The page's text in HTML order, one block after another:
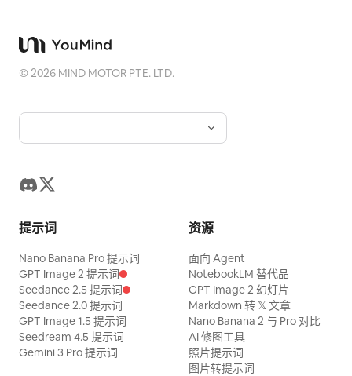
©2026 MIND MOTOR PTE. LTD.
提示词
Nano Banana Pro 提示词
GPT Image 2 提示词
Seedance 2.5 提示词
Seedance 2.0 提示词
GPT Image 1.5 提示词
Seedream 4.5 提示词
Gemini 3 Pro 提示词
资源
面向 Agent
NotebookLM 替代品
GPT Image 2 幻灯片
Markdown 转 𝕏 文章
Nano Banana 2 与 Pro 对比
AI 修图工具
照片提示词
图片转提示词